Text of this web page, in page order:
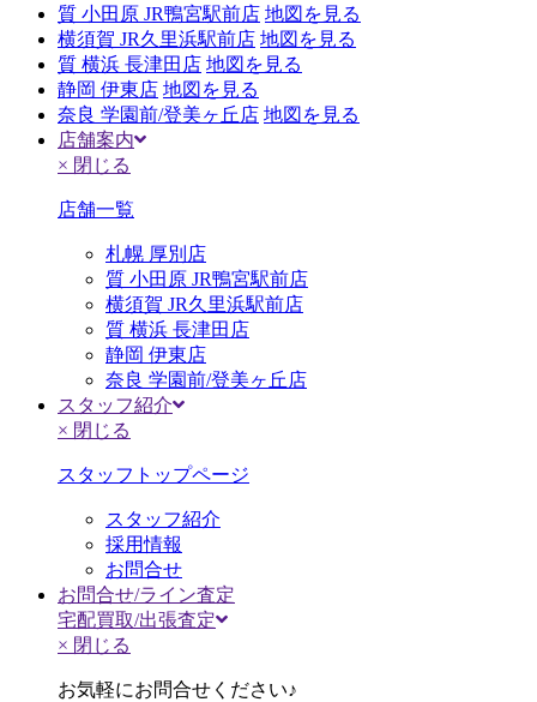
質 小田原 JR鴨宮駅前店 地図を見る
横須賀 JR久里浜駅前店 地図を見る
質 横浜 長津田店 地図を見る
静岡 伊東店 地図を見る
奈良 学園前/登美ヶ丘店 地図を見る
店舗案内
× 閉じる
店舗一覧
札幌 厚別店
質 小田原 JR鴨宮駅前店
横須賀 JR久里浜駅前店
質 横浜 長津田店
静岡 伊東店
奈良 学園前/登美ヶ丘店
スタッフ紹介
× 閉じる
スタッフトップページ
スタッフ紹介
採用情報
お問合せ
お問合せ/ライン査定
宅配買取/出張査定
× 閉じる
お気軽にお問合せください♪